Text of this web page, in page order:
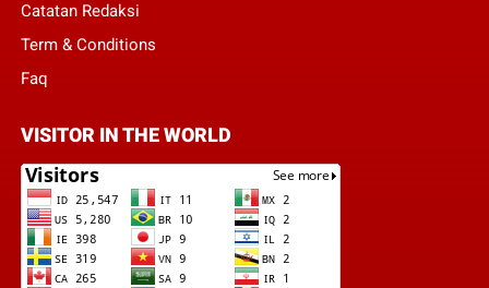
Catatan Redaksi
Term & Conditions
Faq
VISITOR IN THE WORLD